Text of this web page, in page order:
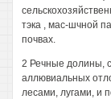
тэка , мас-шчной
почвах.
2 Речные долины,
аллювиальных
лесами, лугами, и